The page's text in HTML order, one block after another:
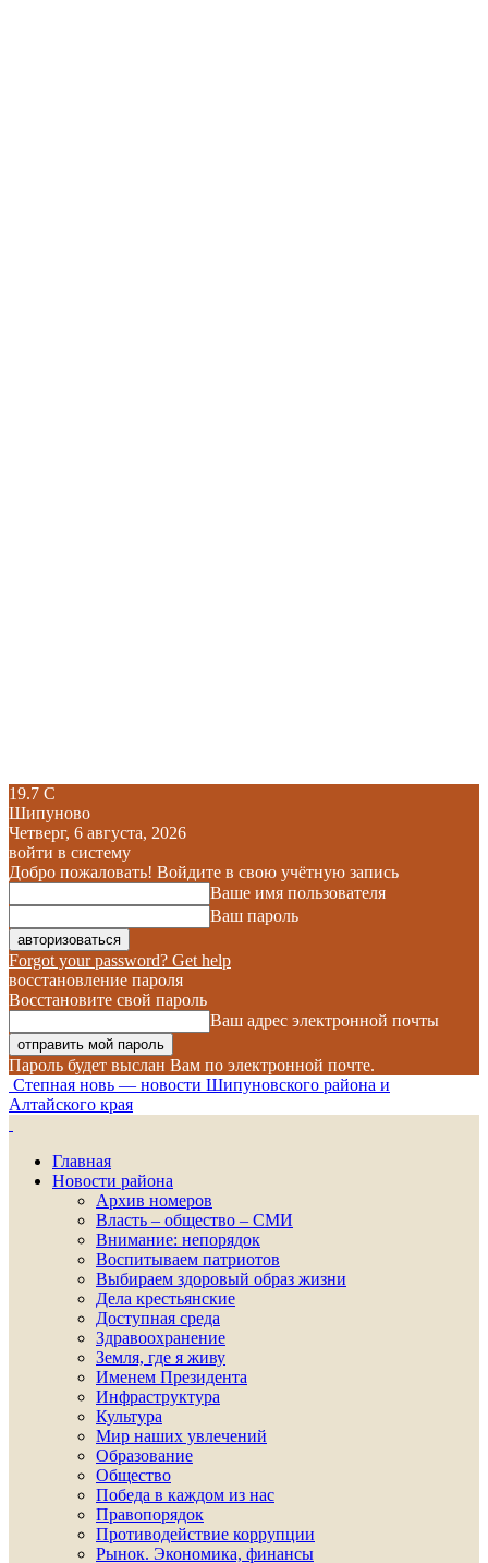
19.7 C
Шипуново
Четверг, 6 августа, 2026
войти в систему
Добро пожаловать! Войдите в свою учётную запись
Ваше имя пользователя
Ваш пароль
Forgot your password? Get help
восстановление пароля
Восстановите свой пароль
Ваш адрес электронной почты
Пароль будет выслан Вам по электронной почте.
Степная новь — новости Шипуновского района и
Алтайского края
Главная
Новости района
Архив номеров
Власть – общество – СМИ
Внимание: непорядок
Воспитываем патриотов
Выбираем здоровый образ жизни
Дела крестьянские
Доступная среда
Здравоохранение
Земля, где я живу
Именем Президента
Инфраструктура
Культура
Мир наших увлечений
Образование
Общество
Победа в каждом из нас
Правопорядок
Противодействие коррупции
Рынок. Экономика, финансы